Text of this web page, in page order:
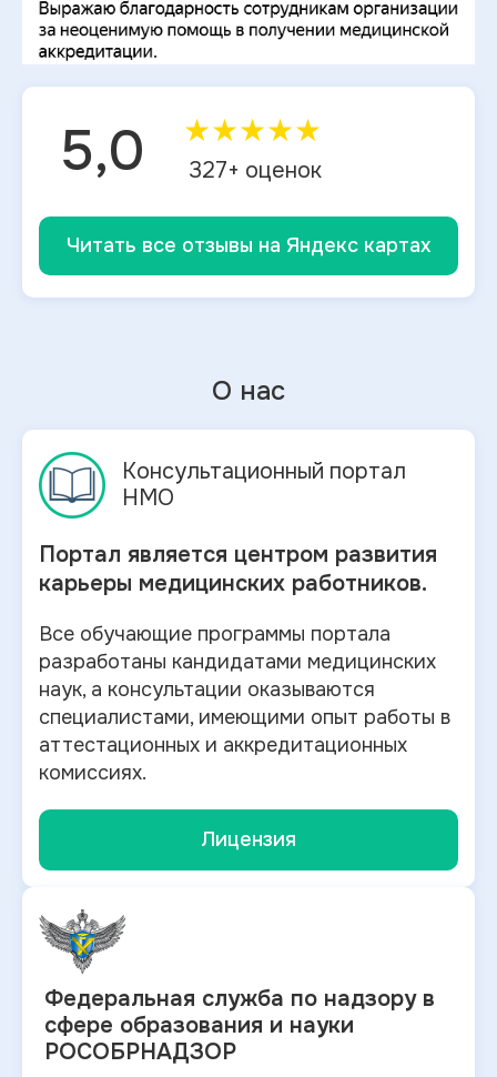
5,0 ★★★★★
327+ оценок
Читать все отзывы на Яндекс картах
О нас
Консультационный портал
НМО
Портал является центром развития
карьеры медицинских работников.
Все обучающие программы портала
разработаны кандидатами медицинских
наук, а консультации оказываются
специалистами, имеющими опыт работы в
аттестационных и аккредитационных
комиссиях.
Лицензия
Федеральная служба по надзору в
сфере образования и науки
РОСОБРНАДЗОР